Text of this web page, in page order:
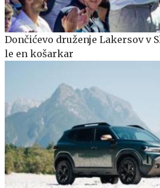
Dončićevo druženje Lakersov v
le en košarkar